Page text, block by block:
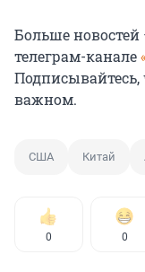
Больше
телеграм-канале
важном.
США Китай
0 0